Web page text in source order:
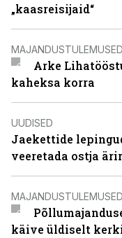
„kaasreisijaid“
MAJANDUSTULEMUSED
Arke
kaheksa korra
UUDISED
Jaekettide
veeretada ostja
MAJANDUSTULEMUSED
käive üldiselt